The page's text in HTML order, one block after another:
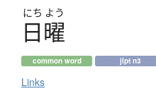
にち よう
日曜
common word jlpt n3
Links